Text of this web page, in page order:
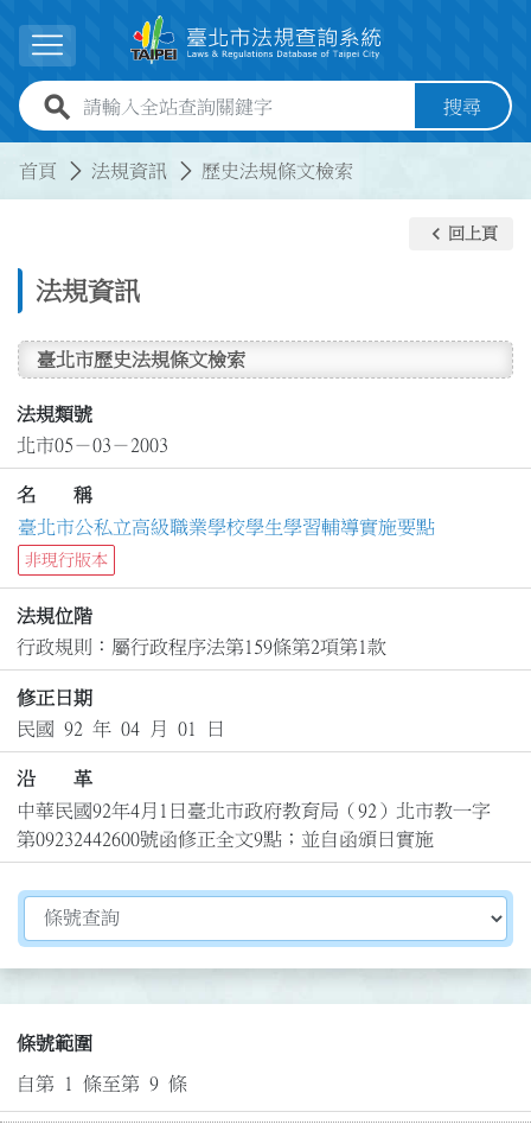
展開選單
全站查詢關鍵字欄位 搜尋
首頁 法規資訊 歷史法規條文檢索
法規資訊
keyboard_arrow_left 回上頁
臺北市歷史法規條文檢索
法規類號
北市05－03－2003
名 稱
臺北市公私立高級職業學校學生學習輔導實施要點
非現行版本
法規位階
行政規則：屬行政程序法第159條第2項第1款
修正日期
民國 92 年 04 月 01 日
沿 革
中華民國92年4月1日臺北市政府教育局（92）北市教一字
第09232442600號函修正全文9點；並自函頒日實施
切換選擇法規資訊內容
條號範圍
自第 1 條至第 9 條